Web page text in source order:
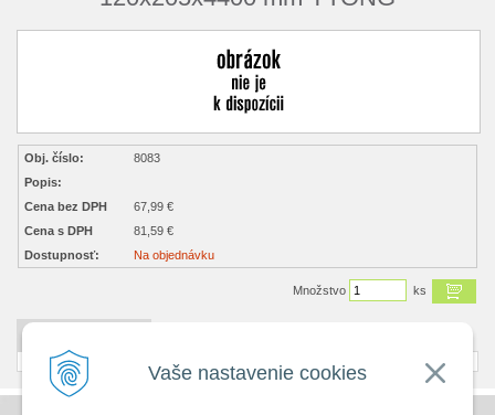
Vaše nastavenie cookies
Obj. číslo:
8083
Popis:
Cena bez DPH
67,99 €
Cena s DPH
81,59 €
Dostupnosť:
Na objednávku
Množstvo ks